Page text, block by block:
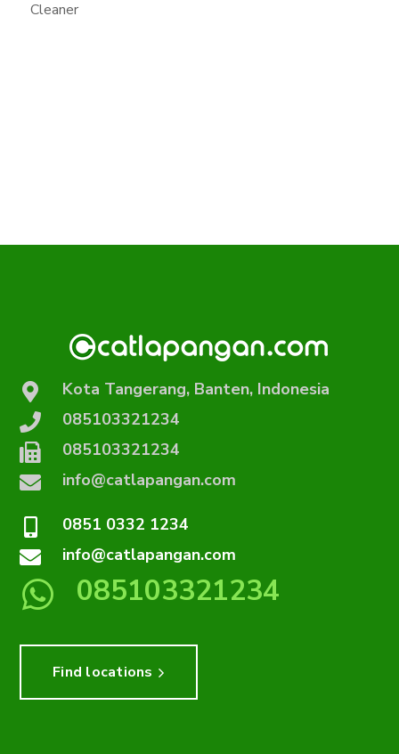
Cleaner
Kota Tangerang, Banten, Indonesia
085103321234
085103321234
info@catlapangan.com
0851 0332 1234
info@catlapangan.com
085103321234
Find locations